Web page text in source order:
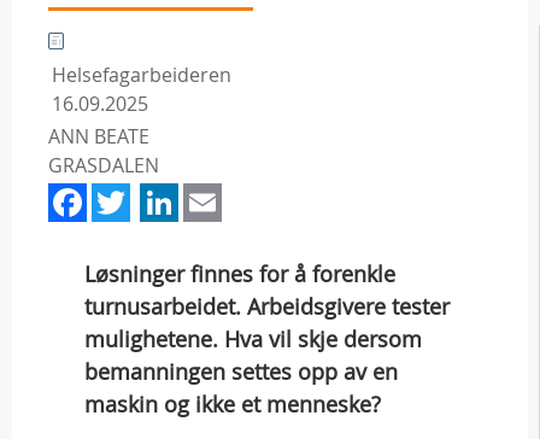
Helsefagarbeideren
16.09.2025
ANN BEATE
GRASDALEN
Facebook
TwitterLinkedIn
Løsninger finnes for å forenkle
turnusarbeidet. Arbeidsgivere tester
mulighetene. Hva vil skje dersom
bemanningen settes opp av en
maskin og ikke et menneske?